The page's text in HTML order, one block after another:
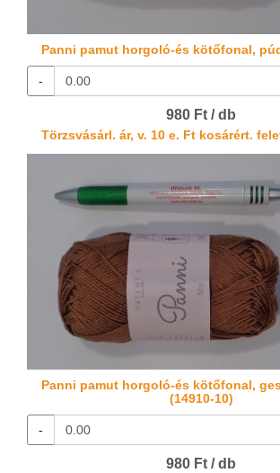
Panni pamut horgoló-és kötőfonal,
-
980 Ft / db
Törzsvásárl. ár, v. 10 e. Ft kosárért.
Panni pamut horgoló-és kötőfonal,
(14910-10)
-
980 Ft / db